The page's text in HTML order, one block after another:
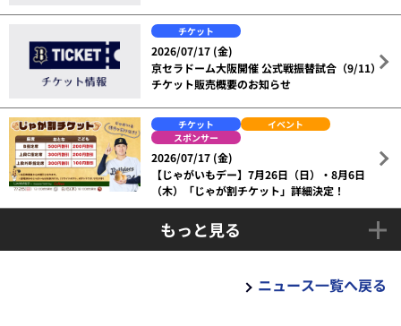
チケット
2026/07/17 (金)
京セラドーム大阪開催 公式戦振替試合（9/11）
チケット販売概要のお知らせ
チケット
イベント
スポンサー
2026/07/17 (金)
【じゃがいもデー】7月26日（日）・8月6日
（木）「じゃが割チケット」詳細決定！
もっと見る
ニュース一覧へ戻る